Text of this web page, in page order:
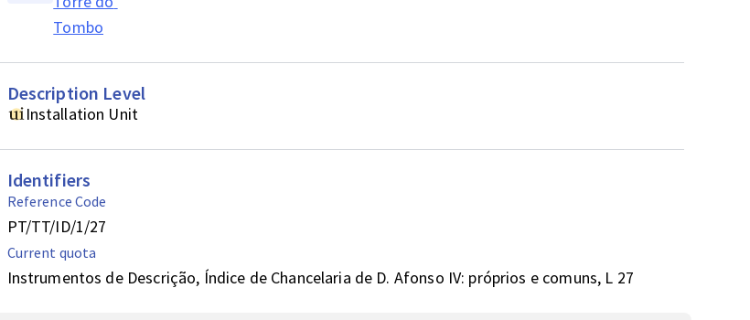
Tombo
Description Level
Installation Unit
Identifiers
Reference Code
PT/TT/ID/1/27
Current quota
Instrumentos de Descrição, Índice de Chancelaria de D. Afonso IV: próprios e comuns, L 27